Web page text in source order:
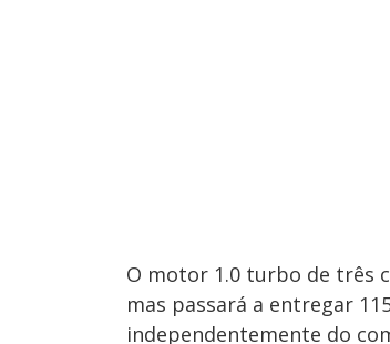
O motor 1.0 turbo de três
mas passará a entregar
independentemente do